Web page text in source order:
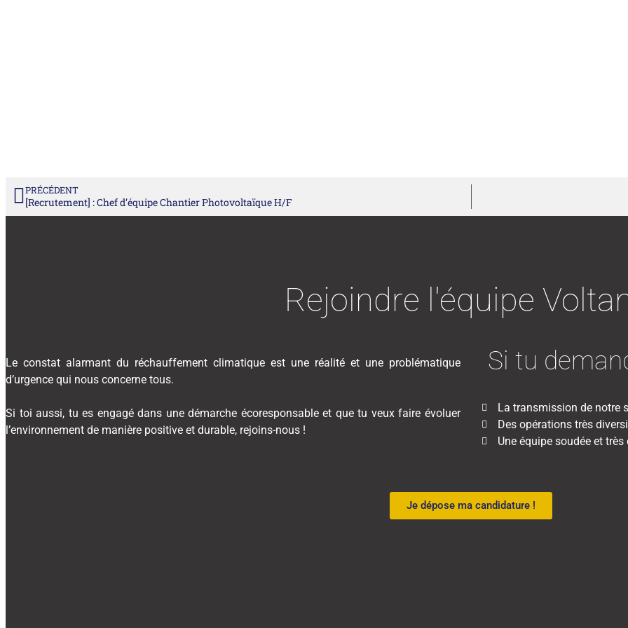
PRÉCÉDENT
[Recrutement] : Chef d’équipe Chantier Photovoltaïque H/F
Rejoindre l'équipe
Le constat alarmant du réchauffement climatique est une réalité et une problématique
d’urgence qui nous concerne tous.
Si toi aussi, tu es engagé dans une démarche écoresponsable et que tu veux faire évoluer
l’environnement de manière positive et durable, rejoins-nous !
Si tu
La transmission de notre
Des opérations très
Une équipe soudée et
Je dépose ma candidature !